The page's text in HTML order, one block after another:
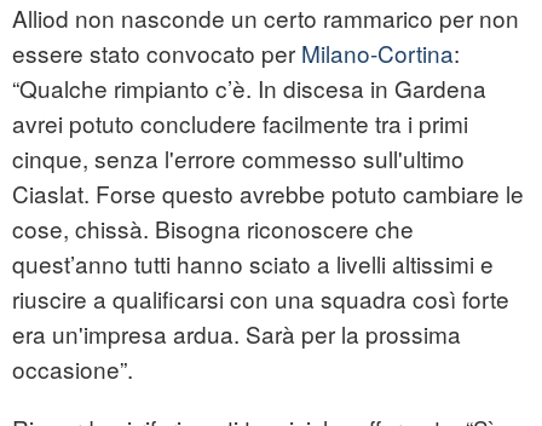
Alliod non nasconde un certo rammarico per non
essere stato convocato per Milano‑Cortina:
“Qualche rimpianto c’è. In discesa in Gardena
avrei potuto concludere facilmente tra i primi
cinque, senza l'errore commesso sull'ultimo
Ciaslat. Forse questo avrebbe potuto cambiare le
cose, chissà. Bisogna riconoscere che
quest’anno tutti hanno sciato a livelli altissimi e
riuscire a qualificarsi con una squadra così forte
era un'impresa ardua. Sarà per la prossima
occasione”.